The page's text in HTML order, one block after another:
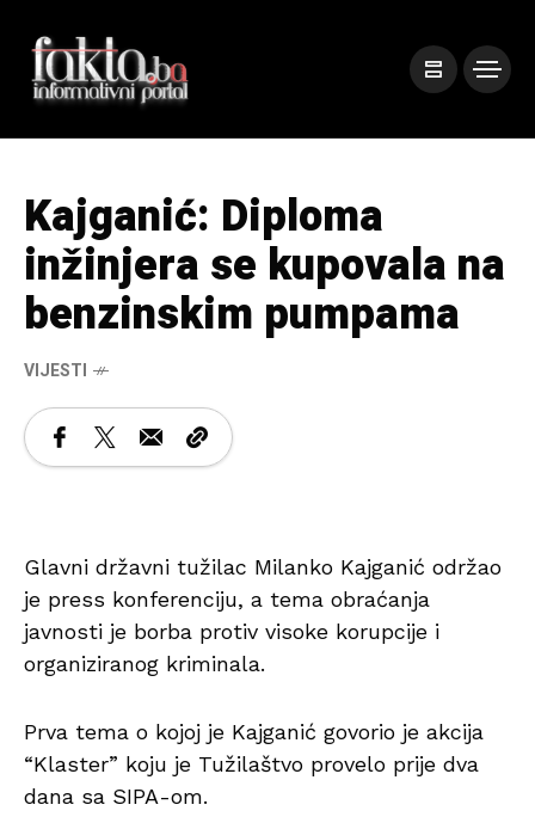
Kajganić: Diploma
inžinjera se kupovala na
benzinskim pumpama
VIJESTI
Glavni državni tužilac Milanko Kajganić održao
je press konferenciju, a tema obraćanja
javnosti je borba protiv visoke korupcije i
organiziranog kriminala.
Prva tema o kojoj je Kajganić govorio je akcija
“Klaster” koju je Tužilaštvo provelo prije dva
dana sa SIPA-om.